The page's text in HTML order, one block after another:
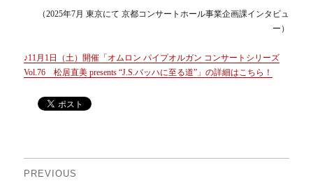
（2025年7月 東京にて 京都コンサートホール事業企画課インタビュ
ー）
♪11月1日（土）開催「オムロン パイプオルガン コンサートシリーズ
Vol.76 松居直美 presents “J.S.バッハに至る道”」の詳細はこちら！
投
PREVIOUS